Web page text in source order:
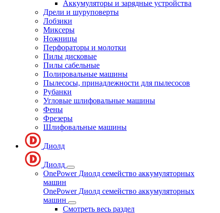
Аккумуляторы и зарядные устройства
Дрели и шуруповерты
Лобзики
Миксеры
Ножницы
Перфораторы и молотки
Пилы дисковые
Пилы сабельные
Полировальные машины
Пылесосы, принадлежности для пылесосов
Рубанки
Угловые шлифовальные машины
Фены
Фрезеры
Шлифовальные машины
Диолд
Диолд
OnePower Диолд семейство аккумуляторных
машин
OnePower Диолд семейство аккумуляторных
машин
Смотреть весь раздел